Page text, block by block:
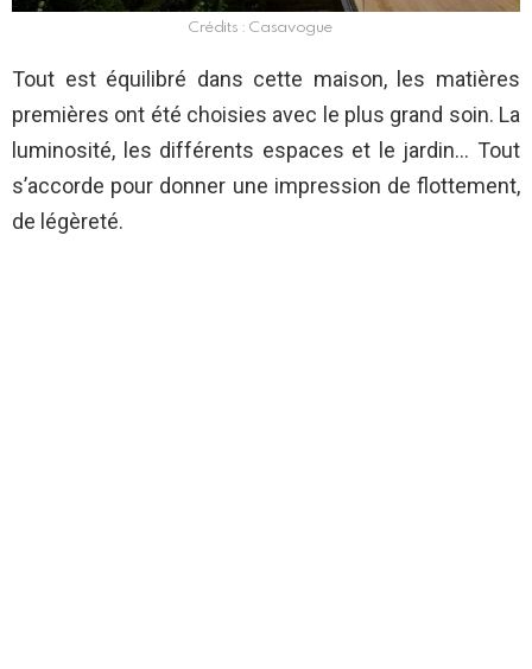
Crédits : Casavogue
Tout est équilibré dans cette maison, les matières
premières ont été choisies avec le plus grand soin. La
luminosité, les différents espaces et le jardin… Tout
s’accorde pour donner une impression de flottement,
de légèreté.